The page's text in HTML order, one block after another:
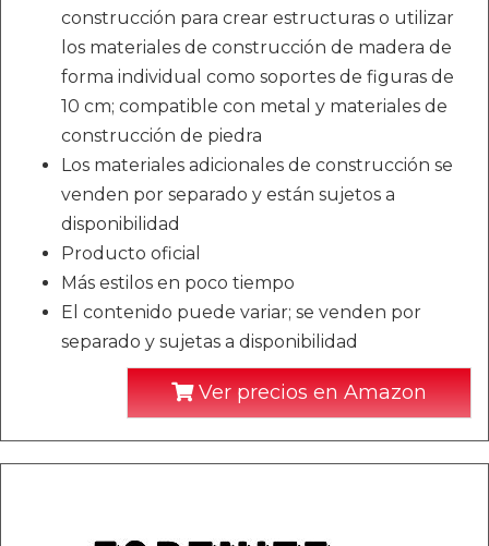
construcción para crear estructuras o utilizar
los materiales de construcción de madera de
forma individual como soportes de figuras de
10 cm; compatible con metal y materiales de
construcción de piedra
Los materiales adicionales de construcción se
venden por separado y están sujetos a
disponibilidad
Producto oficial
Más estilos en poco tiempo
El contenido puede variar; se venden por
separado y sujetas a disponibilidad
Ver precios en Amazon